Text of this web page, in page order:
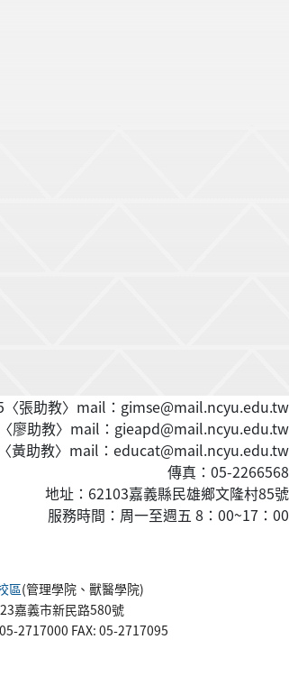
〈張助教〉mail：gimse@mail.ncyu.edu.tw
廖助教〉mail：gieapd@mail.ncyu.edu.tw
黃助教〉mail：educat@mail.ncyu.edu.tw
傳真：05-2266568
地址：62103嘉義縣民雄鄉文隆村85號
服務時間：周一至週五 8：00~17：00
區(管理學院、獸醫學院)
嘉義市新民路580號
2717000 FAX: 05-2717095